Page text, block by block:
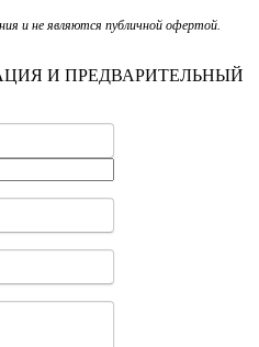
и не являются публичной офертой.
И ПРЕДВАРИТЕЛЬНЫЙ